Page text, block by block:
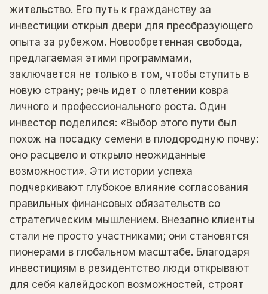
жительство. Его путь к гражданству за
инвестиции открыл двери для преобразующего
опыта за рубежом. Новообретенная свобода,
предлагаемая этими программами,
заключается не только в том, чтобы ступить в
новую страну; речь идет о плетении ковра
личного и профессионального роста. Один
инвестор поделился: «Выбор этого пути был
похож на посадку семени в плодородную почву:
оно расцвело и открыло неожиданные
возможности». Эти истории успеха
подчеркивают глубокое влияние согласования
правильных финансовых обязательств со
стратегическим мышлением. Внезапно клиенты
стали не просто участниками; они становятся
пионерами в глобальном масштабе. Благодаря
инвестициям в резидентство люди открывают
для себя калейдоскоп возможностей, строят